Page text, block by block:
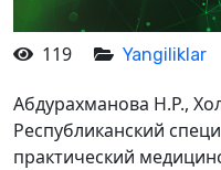
119 Yangiliklar
Абдурахманова Н.Р.,
Республиканский
практический